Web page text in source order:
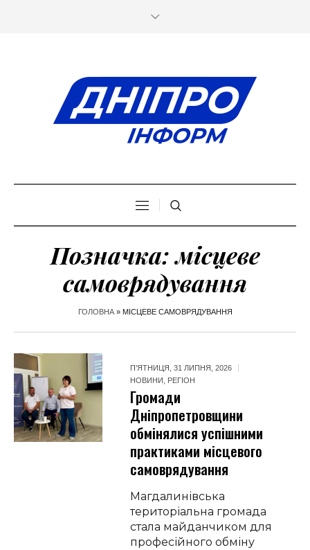
Позначка:місцеве
самоврядування
ГОЛОВНА» МІСЦЕВЕ САМОВРЯДУВАННЯ
П’ЯТНИЦЯ, 31 ЛИПНЯ, 2026
НОВИНИ
РЕГІОН
Громади
Дніпропетровщини
обмінялися успішними
практиками місцевого
самоврядування
Магдалинівська
територіальна громада
стала майданчиком для
професійного обміну